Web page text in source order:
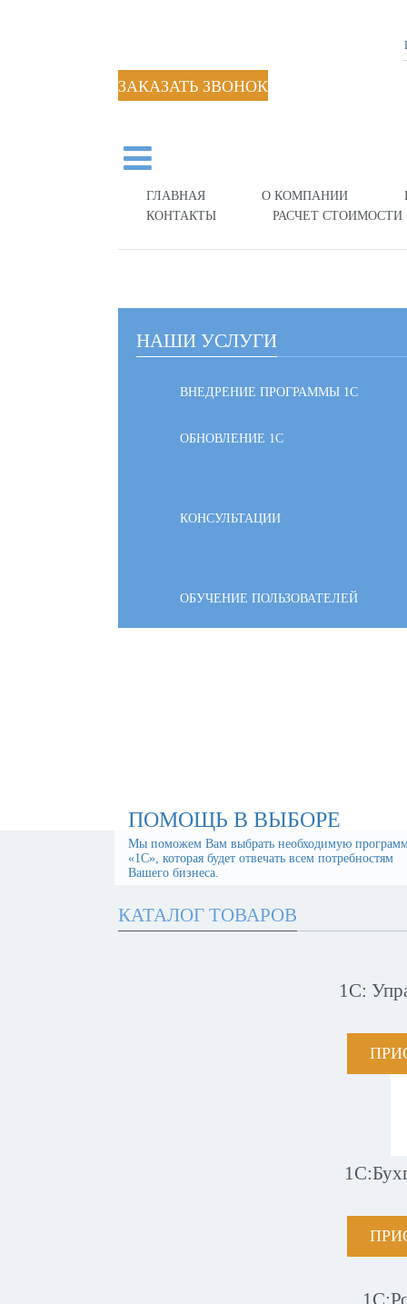
ЗАКАЗАТЬ ЗВОНОК
ГЛАВНАЯ О КОМПАНИИ
КОНТАКТЫ
РАСЧЕТ СТОИМОСТИ
НАШИ УСЛУГИ
ВНЕДРЕНИЕ ПРОГРАММЫ 1С
ОБНОВЛЕНИЕ 1С
КОНСУЛЬТАЦИИ
ОБУЧЕНИЕ ПОЛЬЗОВАТЕЛЕЙ
ПОМОЩЬ В ВЫБОРЕ
Мы поможем Вам выбрать необходимую
«1С», которая будет отвечать всем потребностям
Вашего бизнеса.
КАТАЛОГ ТОВАРОВ
1С: